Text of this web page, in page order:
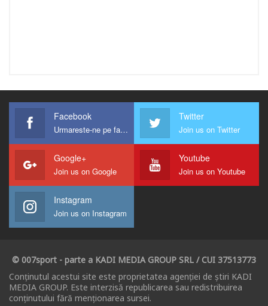
Facebook
Urmareste-ne pe facebook !
Twitter
Join us on Twitter
Google+
Join us on Google
Youtube
Join us on Youtube
Instagram
Join us on Instagram
© 007sport - parte a KADI MEDIA GROUP SRL / CUI 37513773
Conținutul acestui site este proprietatea agenției de știri KADI
MEDIA GROUP. Este interzisă republicarea sau redistribuirea
conținutului fără menționarea sursei.